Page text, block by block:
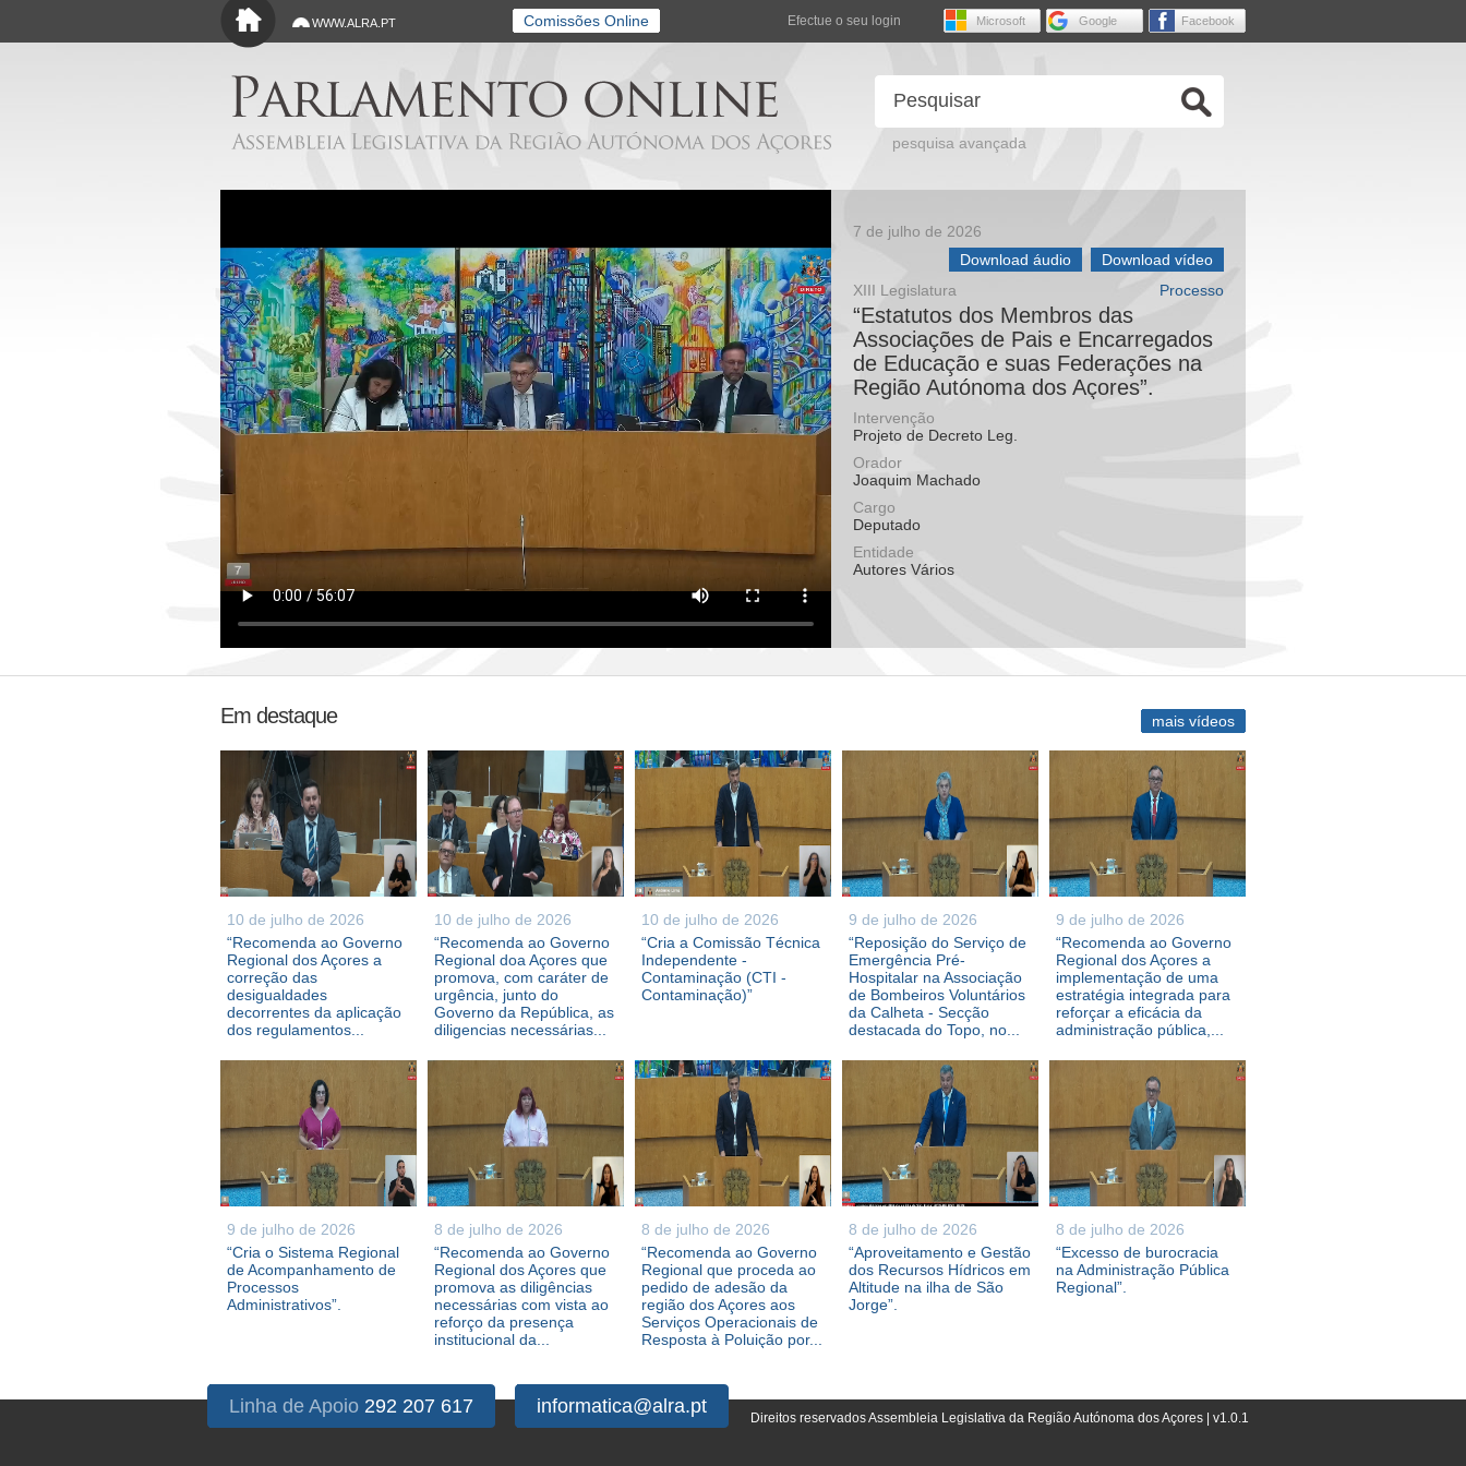
Saltar para o conteúdo principal
WWW.ALRA.PT Comissões Online Efectue o seu login Facebook
Google
Microsoft
pesquisa avançada
7 de julho de 2026
Download áudio
Download vídeo
Processo
XIII Legislatura
“Estatutos dos Membros das
Associações de Pais e Encarregados
de Educação e suas Federações na
Região Autónoma dos Açores”.
Intervenção
Projeto de Decreto Leg.
Orador
Joaquim Machado
Cargo
Deputado
Entidade
Autores Vários
Em destaque
10 de julho de 2026
“Recomenda ao Governo
Regional dos Açores a
correção das
desigualdades
decorrentes da aplicação
dos regulamentos...
10 de julho de 2026
“Recomenda ao Governo
Regional doa Açores que
promova, com caráter de
urgência, junto do
Governo da República, as
diligencias necessárias...
10 de julho de 2026
“Cria a Comissão Técnica
Independente -
Contaminação (CTI -
Contaminação)”
9 de julho de 2026
“Reposição do Serviço de
Emergência Pré-
Hospitalar na Associação
de Bombeiros Voluntários
da Calheta - Secção
destacada do Topo, no...
9 de julho de 2026
“Recomenda ao Governo
Regional dos Açores a
implementação de uma
estratégia integrada para
reforçar a eficácia da
administração pública,...
9 de julho de 2026
“Cria o Sistema Regional
de Acompanhamento de
Processos
Administrativos”.
8 de julho de 2026
“Recomenda ao Governo
Regional dos Açores que
promova as diligências
necessárias com vista ao
reforço da presença
institucional da...
8 de julho de 2026
“Recomenda ao Governo
Regional que proceda ao
pedido de adesão da
região dos Açores aos
Serviços Operacionais de
Resposta à Poluição por...
8 de julho de 2026
“Aproveitamento e Gestão
dos Recursos Hídricos em
Altitude na ilha de São
Jorge”.
8 de julho de 2026
“Excesso de burocracia
na Administração Pública
Regional”.
mais vídeos
Linha de Apoio 292 207 617 informatica@alra.pt
Direitos reservados Assembleia Legislativa da Região Autónoma dos Açores | v1.0.1